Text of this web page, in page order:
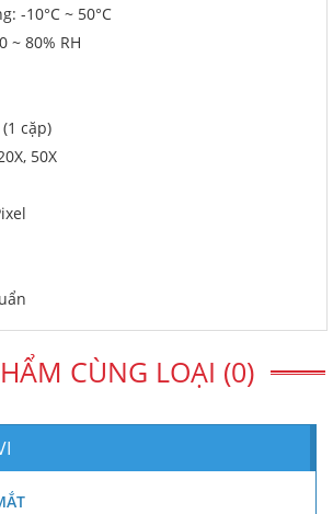
-10°C ~ 50°C
~ 80% RH
cặp)
50X
CÙNG LOẠI (0)